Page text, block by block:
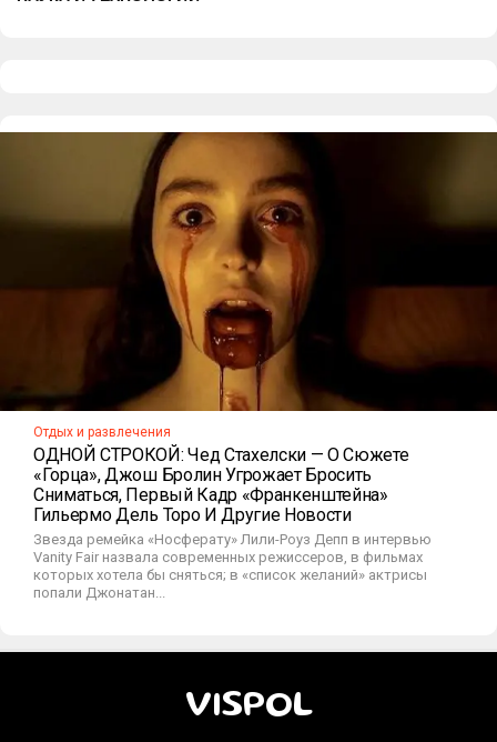
Отдых и развлечения
ОДНОЙ СТРОКОЙ: Чед Стахелски — О Сюжете
«Горца», Джош Бролин Угрожает Бросить
Сниматься, Первый Кадр «Франкенштейна»
Гильермо Дель Торо И Другие Новости
Звезда ремейка «Носферату» Лили-Роуз Депп в интервью
Vanity Fair назвала современных режиссеров, в фильмах
которых хотела бы сняться; в «список желаний» актрисы
попали Джонатан...
VISPOL